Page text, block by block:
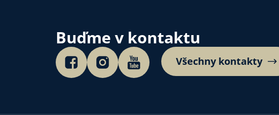
Buďme v kontaktu
Všechny kontakty